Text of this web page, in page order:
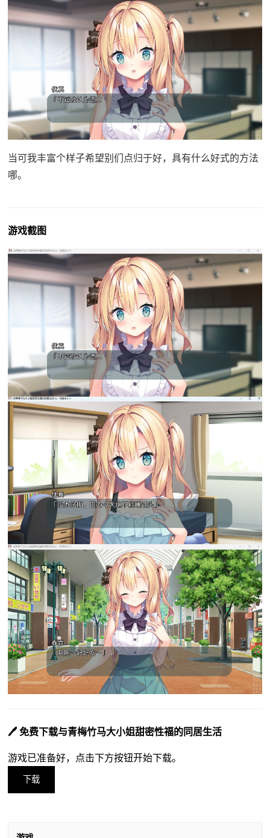
当可我丰富个样子希望别们点归于好，具有什么好式的方法
哪。
游戏截图
🖊️ 免费下载与青梅竹马大小姐甜密性福的同居生活
游戏已准备好，点击下方按钮开始下载。
下载